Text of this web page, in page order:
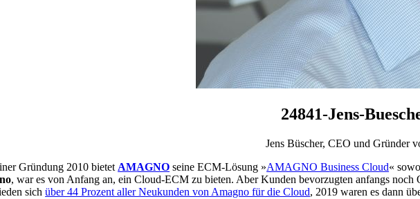
24841-Jens-
Jens Büscher, CEO und Gründer
Gründung 2010 bietet AMAGNO seine ECM-Lösung »AMAGNO Business Cloud«
, war es von Anfang an, ein Cloud-ECM zu bieten. Aber Kunden bevorzugten anfangs
sichüber 44 Prozent aller Neukunden von Amagno für die Cloud, 2019 waren es dann